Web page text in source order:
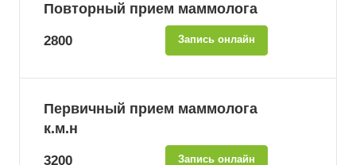
Повторный прием маммолога
2800 Запись онлайн
Первичный прием маммолога
к.м.н
3200 Запись онлайн